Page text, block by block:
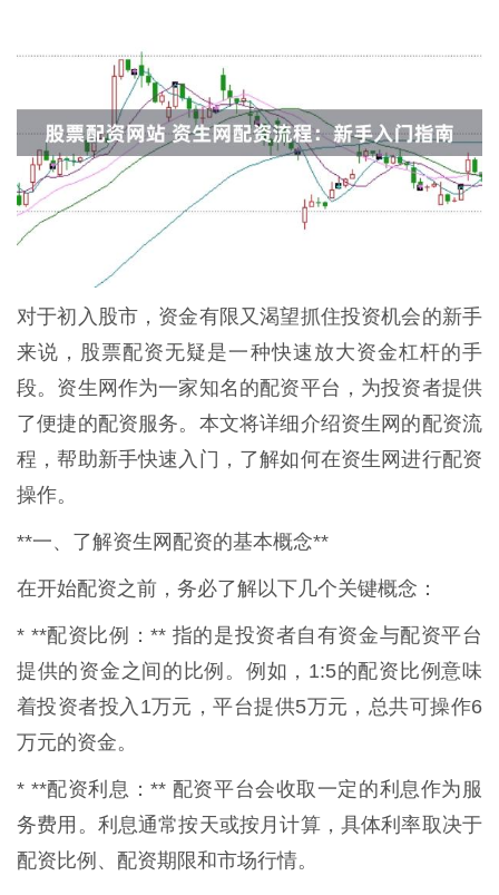
对于初入股市，资金有限又渴望抓住投资机会的新手
来说，股票配资无疑是一种快速放大资金杠杆的手
段。资生网作为一家知名的配资平台，为投资者提供
了便捷的配资服务。本文将详细介绍资生网的配资流
程，帮助新手快速入门，了解如何在资生网进行配资
操作。
**一、了解资生网配资的基本概念**
在开始配资之前，务必了解以下几个关键概念：
* **配资比例：** 指的是投资者自有资金与配资平台
提供的资金之间的比例。例如，1:5的配资比例意味
着投资者投入1万元，平台提供5万元，总共可操作6
万元的资金。
* **配资利息：** 配资平台会收取一定的利息作为服
务费用。利息通常按天或按月计算，具体利率取决于
配资比例、配资期限和市场行情。